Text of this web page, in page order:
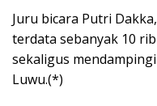
Juru bicara Putri
terdata sebanyak 10
sekaligus
Luwu.(*)